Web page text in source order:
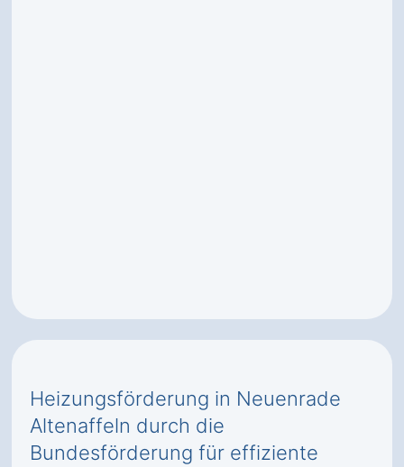
Heizungsförderung in Neuenrade
Altenaffeln durch die
Bundesförderung für effiziente